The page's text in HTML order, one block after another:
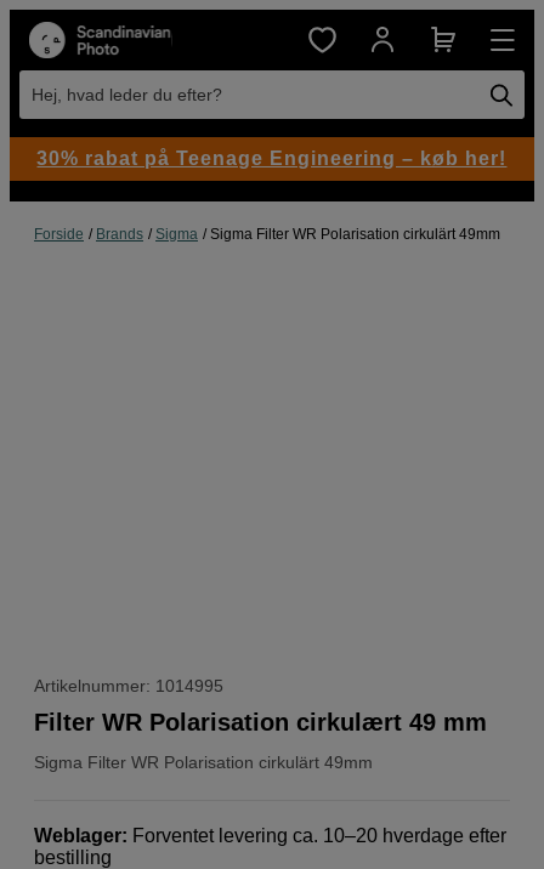
Hej, hvad leder du efter?
Forside Brands Sigma Sigma Filter WR Polarisation cirkulärt 49mm
Artikelnummer: 1014995
Sigma Filter WR Polarisation cirkulärt 49mm
Filter WR Polarisation cirkulært 49 mm
Weblager: Forventet levering ca. 10–20 hverdage efter
bestilling
30% rabat på Teenage Engineering – køb her!